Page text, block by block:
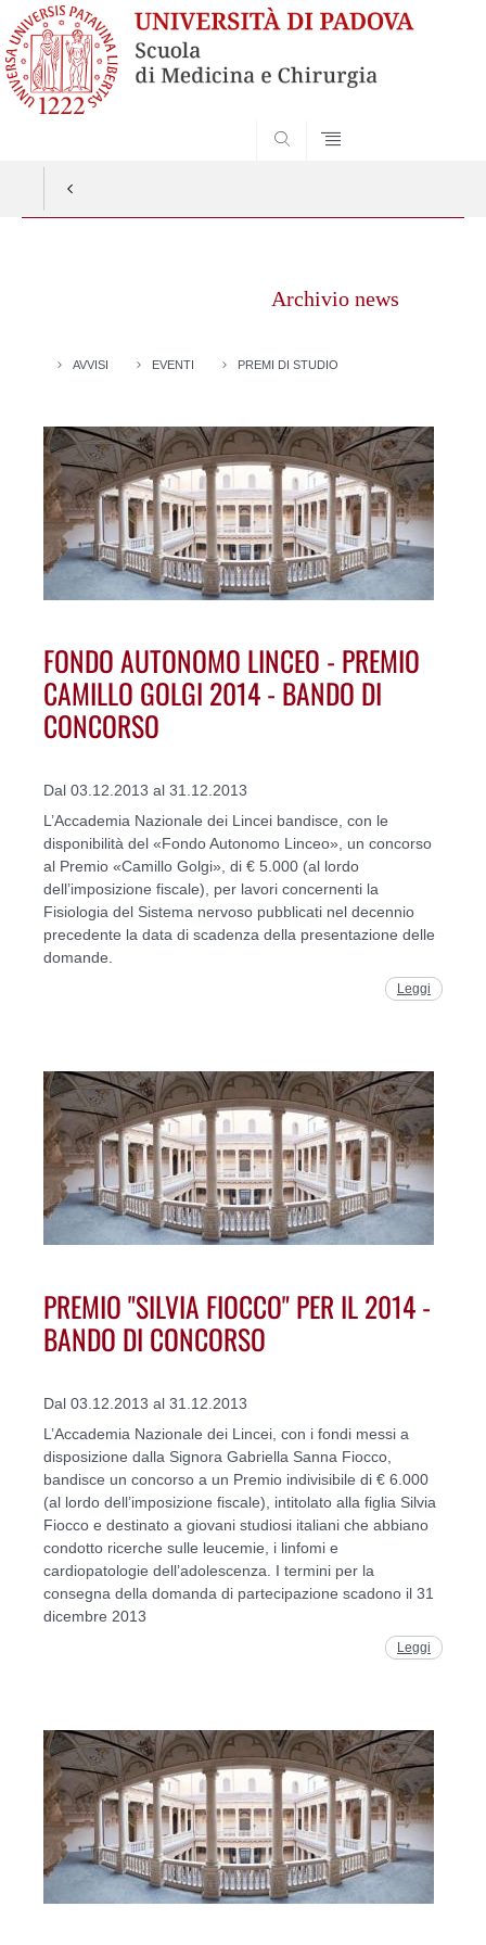
Archivio news
AVVISI EVENTI PREMI DI STUDIO
FONDO AUTONOMO LINCEO - PREMIO
CAMILLO GOLGI 2014 - BANDO DI
CONCORSO
Dal 03.12.2013 al 31.12.2013
L’Accademia Nazionale dei Lincei bandisce, con le
disponibilità del «Fondo Autonomo Linceo», un concorso
al Premio «Camillo Golgi», di € 5.000 (al lordo
dell’imposizione fiscale), per lavori concernenti la
Fisiologia del Sistema nervoso pubblicati nel decennio
precedente la data di scadenza della presentazione delle
domande.
Leggi
PREMIO "SILVIA FIOCCO" PER IL 2014 -
BANDO DI CONCORSO
Dal 03.12.2013 al 31.12.2013
L’Accademia Nazionale dei Lincei, con i fondi messi a
disposizione dalla Signora Gabriella Sanna Fiocco,
bandisce un concorso a un Premio indivisibile di € 6.000
(al lordo dell’imposizione fiscale), intitolato alla figlia Silvia
Fiocco e destinato a giovani studiosi italiani che abbiano
condotto ricerche sulle leucemie, i linfomi e
cardiopatologie dell’adolescenza. I termini per la
consegna della domanda di partecipazione scadono il 31
dicembre 2013
Leggi